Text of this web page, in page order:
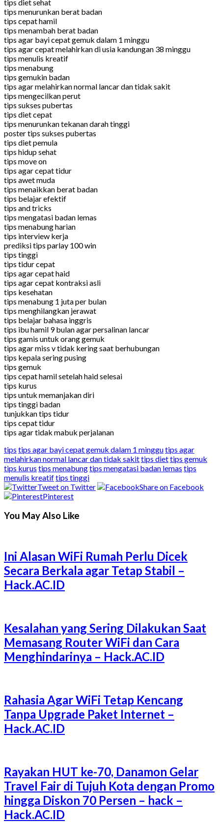
tips diet sehat
tips menurunkan berat badan
tips cepat hamil
tips menambah berat badan
tips agar bayi cepat gemuk dalam 1 minggu
tips agar cepat melahirkan di usia kandungan 38 minggu
tips menulis kreatif
tips menabung
tips gemukin badan
tips agar melahirkan normal lancar dan tidak sakit
tips mengecilkan perut
tips sukses pubertas
tips diet cepat
tips menurunkan tekanan darah tinggi
poster tips sukses pubertas
tips diet pemula
tips hidup sehat
tips move on
tips agar cepat tidur
tips awet muda
tips menaikkan berat badan
tips belajar efektif
tips and tricks
tips mengatasi badan lemas
tips menabung harian
tips interview kerja
prediksi tips parlay 100 win
tips tinggi
tips tidur cepat
tips agar cepat haid
tips agar cepat kontraksi asli
tips kesehatan
tips menabung 1 juta per bulan
tips menghilangkan jerawat
tips belajar bahasa inggris
tips ibu hamil 9 bulan agar persalinan lancar
tips gamis untuk orang gemuk
tips agar miss v tidak kering saat berhubungan
tips kepala sering pusing
tips gemuk
tips cepat hamil setelah haid selesai
tips kurus
tips untuk memanjakan diri
tips tinggi badan
tunjukkan tips tidur
tips cepat tidur
tips agar tidak mabuk perjalanan
tips tips agar bayi cepat gemuk dalam 1 minggutips agar
melahirkan normal lancar dan tidak sakittips diettips gemuk
tips kurus tips menabungtips mengatasi badan lemas tips
menulis kreatiftips tinggi
Tweet on Twitter
Share on Facebook
Pinterest
You May Also Like
Ini Alasan WiFi Rumah Perlu Dicek
Secara Berkala agar Tetap Stabil –
Hack.AC.ID
Kesalahan yang Sering Dilakukan Saat
Memasang Router WiFi dan Cara
Menghindarinya – Hack.AC.ID
Rahasia Agar WiFi Tetap Kencang
Tanpa Upgrade Paket Internet –
Hack.AC.ID
Rayakan HUT ke-70, Danamon Gelar
Travel Fair di Tujuh Kota dengan Promo
hingga Diskon 70 Persen – hack –
Hack.AC.ID